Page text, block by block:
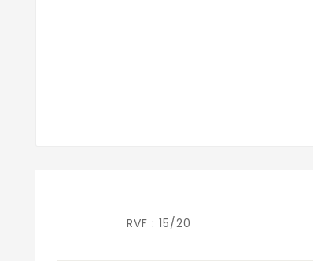
RVF : 15/20